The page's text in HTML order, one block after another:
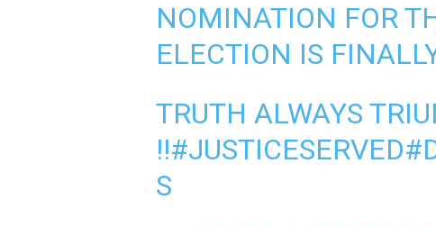
NOMINATION FOR
ELECTION IS
TRUTH ALWAYS
!!#JUSTICESERVED
S